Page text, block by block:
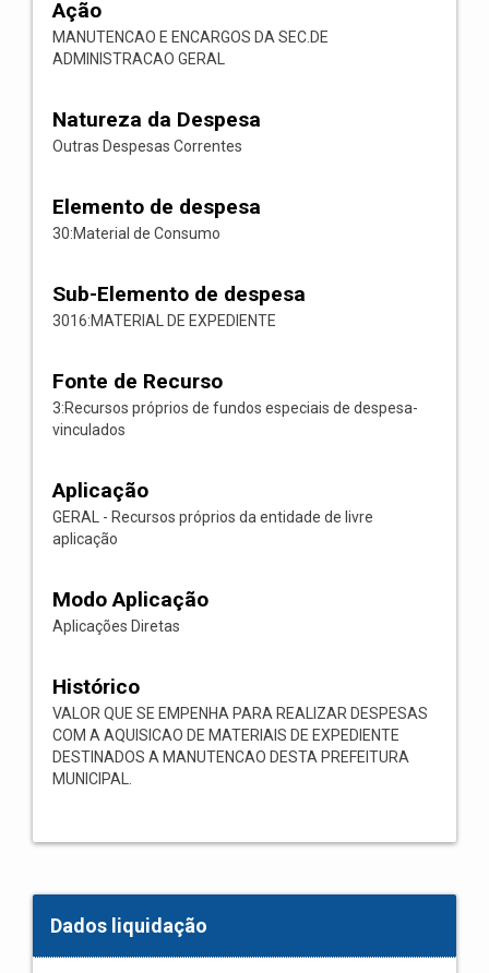
Ação
MANUTENCAO E ENCARGOS DA SEC.DE
ADMINISTRACAO GERAL
Natureza da Despesa
Outras Despesas Correntes
Elemento de despesa
30:Material de Consumo
Sub-Elemento de despesa
3016:MATERIAL DE EXPEDIENTE
Fonte de Recurso
3:Recursos próprios de fundos especiais de despesa-
vinculados
Aplicação
GERAL - Recursos próprios da entidade de livre
aplicação
Modo Aplicação
Aplicações Diretas
Histórico
VALOR QUE SE EMPENHA PARA REALIZAR DESPESAS
COM A AQUISICAO DE MATERIAIS DE EXPEDIENTE
DESTINADOS A MANUTENCAO DESTA PREFEITURA
MUNICIPAL.
Dados liquidação